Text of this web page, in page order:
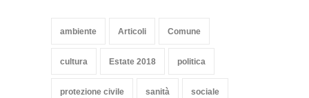
TARQUINIA
ambiente Articoli Comune
cultura Estate 2018 politica
protezione civile sanità sociale